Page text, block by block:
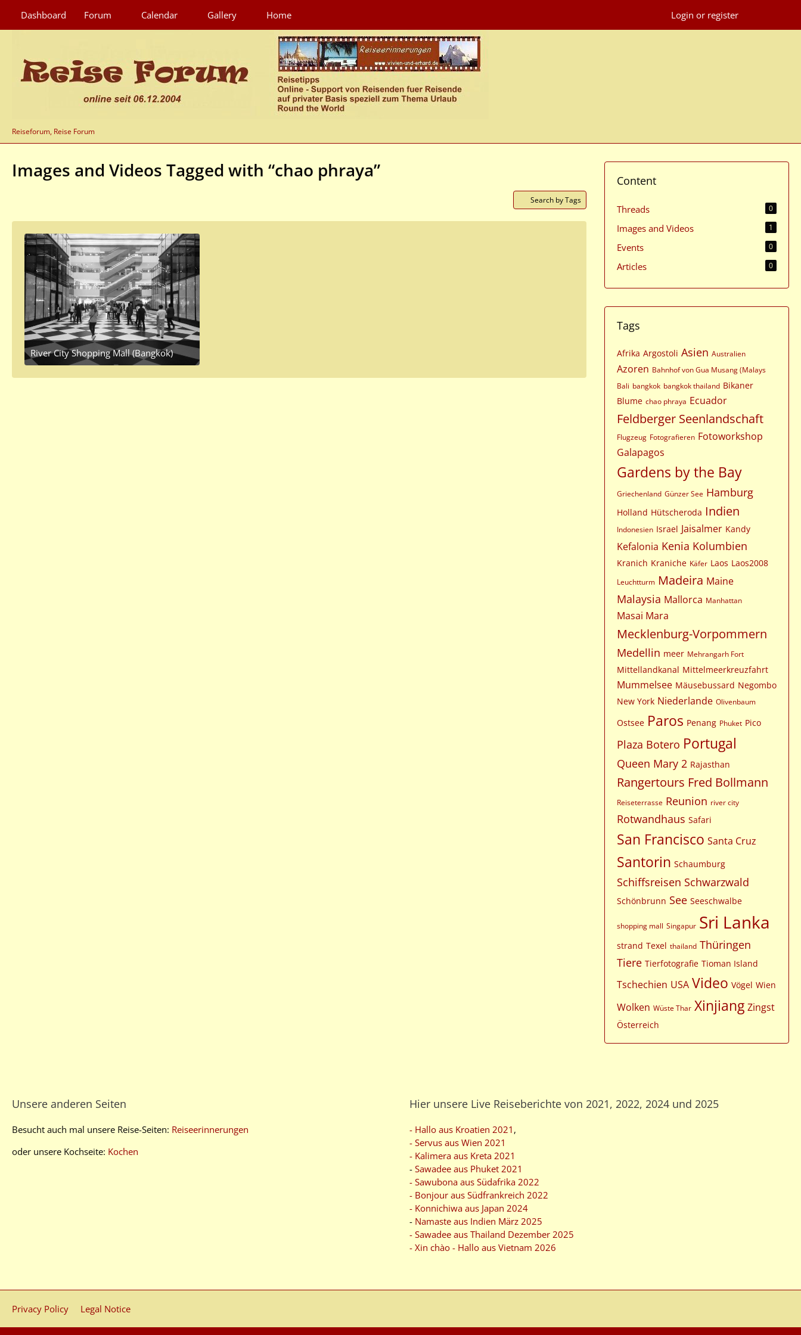
Dashboard Forum Calendar Gallery Home Login or register
Reiseforum, Reise Forum
Images and Videos Tagged with “chao phraya”
Search by Tags
River City Shopping Mall (Bangkok)
June 7, 2016 at 10:08 AM
1
Content
Threads 0
Images and Videos 1
Events 0
Articles 0
Tags
Afrika Argostoli Asien Australien
Azoren Bahnhof von Gua Musang (Malays
Bali bangkok bangkok thailand Bikaner
Blume chao phraya Ecuador
Feldberger Seenlandschaft
Flugzeug Fotografieren Fotoworkshop
Galapagos
Gardens by the Bay
Griechenland Günzer See Hamburg
Holland Hütscheroda Indien
Indonesien Israel Jaisalmer Kandy
Kefalonia Kenia Kolumbien
Kranich Kraniche Käfer Laos Laos2008
Leuchtturm Madeira Maine
Malaysia Mallorca Manhattan
Masai Mara
Mecklenburg-Vorpommern
Medellin meer Mehrangarh Fort
Mittellandkanal Mittelmeerkreuzfahrt
Mummelsee Mäusebussard Negombo
New York Niederlande Olivenbaum
Ostsee Paros Penang Phuket Pico
Plaza Botero Portugal
Queen Mary 2 Rajasthan
Rangertours Fred Bollmann
Reiseterrasse Reunion river city
Rotwandhaus Safari
San Francisco Santa Cruz
Santorin Schaumburg
Schiffsreisen Schwarzwald
Schönbrunn See Seeschwalbe
shopping mall Singapur Sri Lanka
strand Texel thailand Thüringen
Tiere Tierfotografie Tioman Island
Tschechien USA Video Vögel Wien
Wolken Wüste Thar Xinjiang Zingst
Österreich
Unsere anderen Seiten
Besucht auch mal unsere Reise-Seiten: Reiseerinnerungen
oder unsere Kochseite: Kochen
Hier unsere Live Reiseberichte von 2021, 2022, 2024 und 2025
- Hallo aus Kroatien 2021 ,
- Servus aus Wien 2021
- Kalimera aus Kreta 2021
- Sawadee aus Phuket 2021
- Sawubona aus Südafrika 2022
- Bonjour aus Südfrankreich 2022
- Konnichiwa aus Japan 2024
- Namaste aus Indien März 2025
- Sawadee aus Thailand Dezember 2025
- Xin chào - Hallo aus Vietnam 2026
Privacy Policy Legal Notice